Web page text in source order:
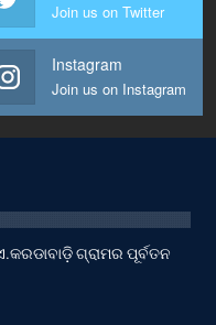
Join us on Twitter
Instagram
Join us on Instagram
ଗ୍ରାମର ପୂର୍ବତନ